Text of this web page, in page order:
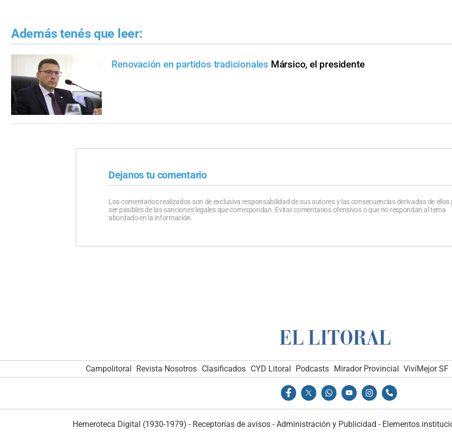
Además tenés que leer:
Renovación en partidos tradicionales Mársico, el presidente
Dejanos tu comentario
Los comentarios realizados son de exclusiva responsabilidad de sus autores y las consecuencias derivadas de ellos
ser pasibles de las sanciones legales que correspondan. Evitar comentarios ofensivos o que no respondan al tema
abordado en la información.
Campolitoral Revista Nosotros Clasificados CYD Litoral Podcasts Mirador Provincial VivíMejor SF
Hemeroteca Digital (1930-1979) - Receptorías de avisos- Administración y Publicidad - Elementos